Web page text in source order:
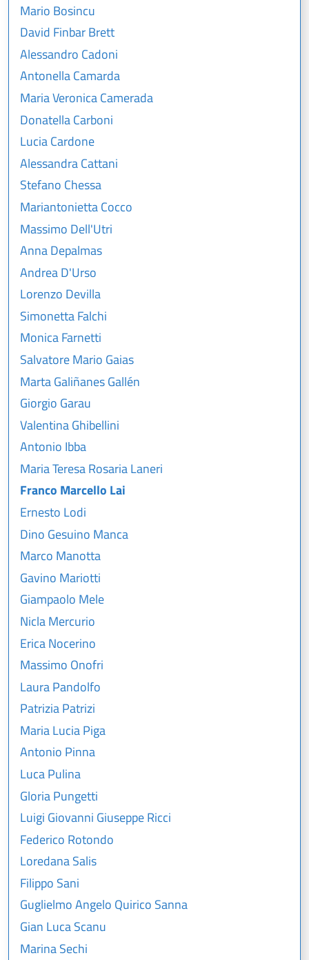
Mario Bosincu
David Finbar Brett
Alessandro Cadoni
Antonella Camarda
Maria Veronica Camerada
Donatella Carboni
Lucia Cardone
Alessandra Cattani
Stefano Chessa
Mariantonietta Cocco
Massimo Dell'Utri
Anna Depalmas
Andrea D'Urso
Lorenzo Devilla
Simonetta Falchi
Monica Farnetti
Salvatore Mario Gaias
Marta Galiñanes Gallén
Giorgio Garau
Valentina Ghibellini
Antonio Ibba
Maria Teresa Rosaria Laneri
Franco Marcello Lai
Ernesto Lodi
Dino Gesuino Manca
Marco Manotta
Gavino Mariotti
Giampaolo Mele
Nicla Mercurio
Erica Nocerino
Massimo Onofri
Laura Pandolfo
Patrizia Patrizi
Maria Lucia Piga
Antonio Pinna
Luca Pulina
Gloria Pungetti
Luigi Giovanni Giuseppe Ricci
Federico Rotondo
Loredana Salis
Filippo Sani
Guglielmo Angelo Quirico Sanna
Gian Luca Scanu
Marina Sechi